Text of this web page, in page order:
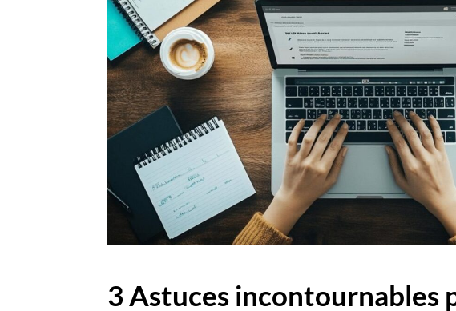
3 Astuces incontournables